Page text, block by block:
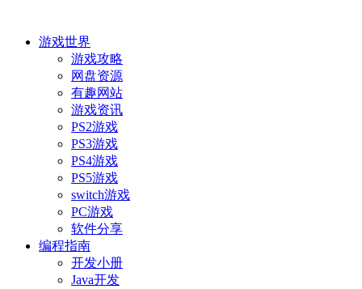
游戏世界
游戏攻略
网盘资源
有趣网站
游戏资讯
PS2游戏
PS3游戏
PS4游戏
PS5游戏
switch游戏
PC游戏
软件分享
编程指南
开发小册
Java开发